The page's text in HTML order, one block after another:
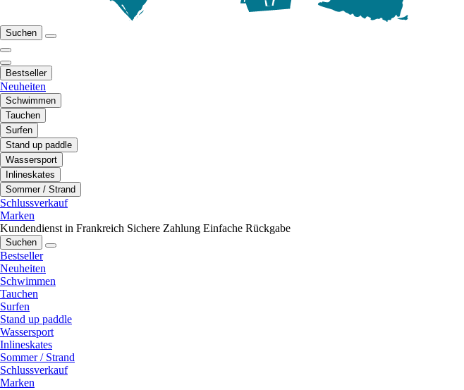
Suchen
Bestseller
Neuheiten
Schwimmen
Tauchen
Surfen
Stand up paddle
Wassersport
Inlineskates
Sommer / Strand
Schlussverkauf
Marken
Kundendienst in Frankreich Sichere Zahlung Einfache Rückgabe
Suchen
Bestseller
Neuheiten
Schwimmen
Tauchen
Surfen
Stand up paddle
Wassersport
Inlineskates
Sommer / Strand
Schlussverkauf
Marken